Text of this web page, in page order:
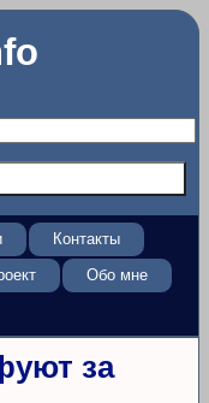
Контакты
Обо мне
за